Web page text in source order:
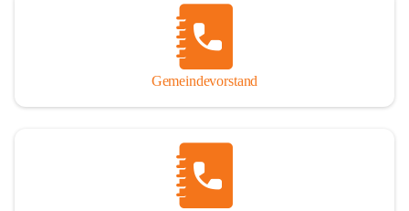
So darf ich Sie zu einer interessanten, vergnüglichen und
manchmal auch nachdenklich machenden Zeitreise durch die
Jahrhunderte, ja Jahrtausende alte Geschichte von der Steinzeit
einladen.
Gemeindevorstand